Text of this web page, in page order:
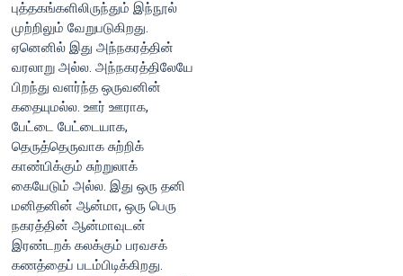
புத்தகங்களிலிருந்தும் இந்நூல்
முற்றிலும் வேறுபடுகிறது.
ஏனெனில் இது அந்நகரத்தின்
வரலாறு அல்ல. அந்நகரத்திலேயே
பிறந்து வளர்ந்த ஒருவனின்
கதையுமல்ல. ஊர் ஊராக,
பேட்டை பேட்டையாக,
தெருத்தெருவாக சுற்றிக்
காண்பிக்கும் சுற்றுலாக்
கையேடும் அல்ல. இது ஒரு தனி
மனிதனின் ஆன்மா, ஒரு பெரு
நகரத்தின் ஆன்மாவுடன்
இரண்டறக் கலக்கும் பரவசக்
கணத்தைப் படம்பிடிக்கிறது.